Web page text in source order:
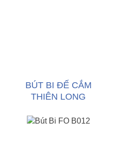
BÚT BI ĐẾ CẮM
THIÊN LONG